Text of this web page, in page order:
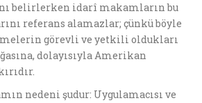
belirlerken idarî makamların bu
referans alamazlar; çünkü böyle
görevli ve yetkili oldukları
dolayısıyla Amerikan
nedeni şudur: Uygulamacısı ve